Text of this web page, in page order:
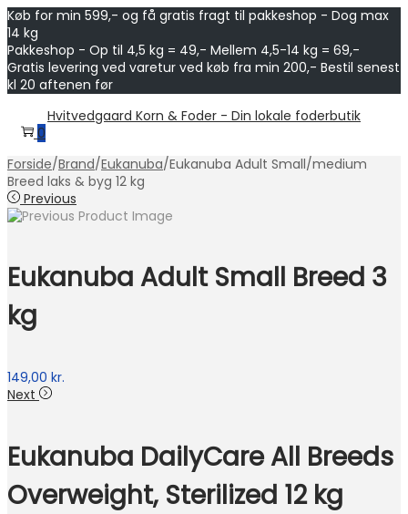
Køb for min 599,- og få gratis fragt til pakkeshop - Dog max
14 kg
Pakkeshop - Op til 4,5 kg = 49,- Mellem 4,5-14 kg = 69,-
Gratis levering ved varetur ved køb fra min 200,- Bestil senest
kl 20 aftenen før
to
to
Hvitvedgaard Korn & Foder - Din lokale foderbutik
0
Forside/Brand/Eukanuba/Eukanuba Adult Small/medium
Breed laks & byg 12 kg
Previous
Eukanuba Adult Small Breed 3
kg
149,00 kr.
Next
Eukanuba DailyCare All Breeds
Overweight, Sterilized 12 kg